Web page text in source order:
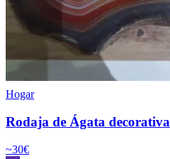
Hogar
Rodaja de Ágata decorativa
~30€